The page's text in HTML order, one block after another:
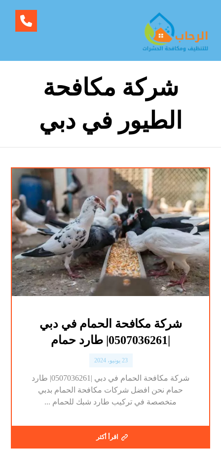
شركة مكافحة
الطيور في دبي
شركة مكافحة الحمام في دبي
|0507036261| طارد حمام
23 يونيو، 2024
شركة مكافحة الحمام في دبي |0507036261| طارد
حمام نحن افضل شركات مكافحة الحمام بدبي
متخصصة في تركيب طارد شبك للحمام ...
اقرأ أكثر